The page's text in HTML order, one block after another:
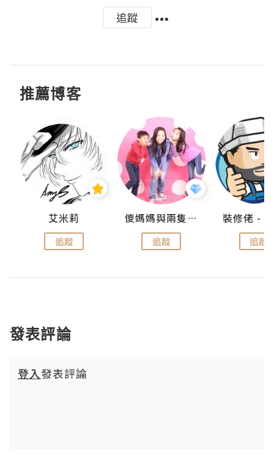
追蹤
推薦博客
艾米莉
追蹤
儍媽媽與兩隻小魔怪之家
追蹤 追蹤
發表評論
登入發表評論